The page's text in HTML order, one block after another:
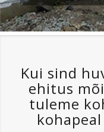
Kui sind
ehitus
tuleme